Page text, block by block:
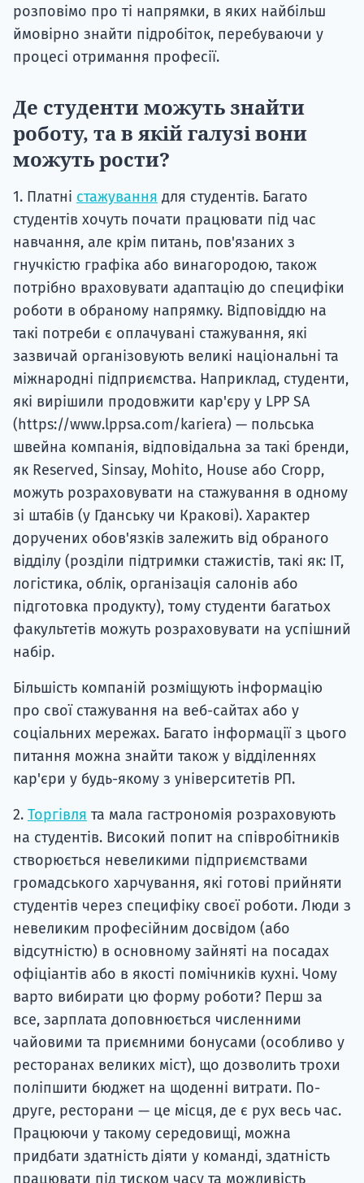
розповімо про ті напрямки, в яких найбільш
ймовірно знайти підробіток, перебуваючи у
процесі отримання професії.
Де студенти можуть знайти
роботу, та в якій галузі вони
можуть рости?
1. Платні стажування для студентів. Багато
студентів хочуть почати працювати під час
навчання, але крім питань, пов'язаних з
гнучкістю графіка або винагородою, також
потрібно враховувати адаптацію до специфіки
роботи в обраному напрямку. Відповіддю на
такі потреби є оплачувані стажування, які
зазвичай організовують великі національні та
міжнародні підприємства. Наприклад, студенти,
які вирішили продовжити кар'єру у LPP SA
(https://www.lppsa.com/kariera) — польська
швейна компанія, відповідальна за такі бренди,
як Reserved, Sinsay, Mohito, House або Cropp,
можуть розраховувати на стажування в одному
зі штабів (у Гданську чи Кракові). Характер
доручених обов'язків залежить від обраного
відділу (розділи підтримки стажистів, такі як: ІТ,
логістика, облік, організація салонів або
підготовка продукту), тому студенти багатьох
факультетів можуть розраховувати на успішний
набір.
Більшість компаній розміщують інформацію
про свої стажування на веб-сайтах або у
соціальних мережах. Багато інформації з цього
питання можна знайти також у відділеннях
кар'єри у будь-якому з університетів РП.
2. Торгівля та мала гастрономія розраховують
на студентів. Високий попит на співробітників
створюється невеликими підприємствами
громадського харчування, які готові прийняти
студентів через специфіку своєї роботи. Люди з
невеликим професійним досвідом (або
відсутністю) в основному зайняті на посадах
офіціантів або в якості помічників кухні. Чому
варто вибирати цю форму роботи? Перш за
все, зарплата доповнюється численними
чайовими та приємними бонусами (особливо у
ресторанах великих міст), що дозволить трохи
поліпшити бюджет на щоденні витрати. По-
друге, ресторани — це місця, де є рух весь час.
Працюючи у такому середовищі, можна
придбати здатність діяти у команді, здатність
працювати під тиском часу та можливість